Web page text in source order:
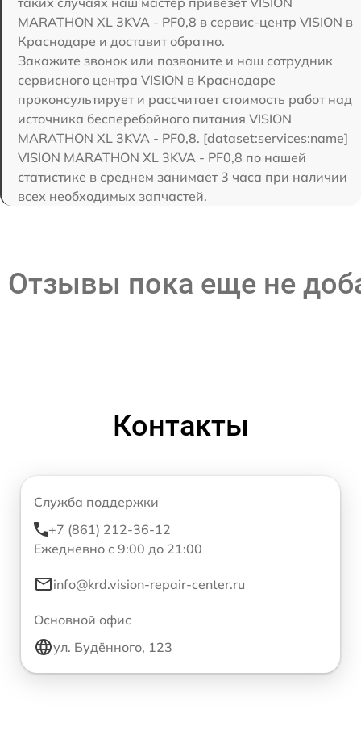
MARATHON XL 3KVA - PF0,8 в сервис-центр VISION в
Краснодаре и доставит обратно.
Закажите звонок или позвоните и наш сотрудник
сервисного центра VISION в Краснодаре
проконсультирует и рассчитает стоимость работ над
источника бесперебойного питания VISION
MARATHON XL 3KVA - PF0,8. [dataset:services:name]
VISION MARATHON XL 3KVA - PF0,8 по нашей
статистике в среднем занимает 3 часа при наличии
всех необходимых запчастей.
Отзывы пока еще не
Контакты
Служба поддержки
+7 (861) 212-36-12
Ежедневно с 9:00 до 21:00
info@krd.vision-repair-center.ru
Основной офис
ул. Будённого, 123